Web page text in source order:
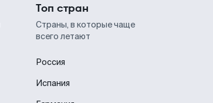
Топ стран
Страны, в которые чаще
всего летают
Россия
Испания